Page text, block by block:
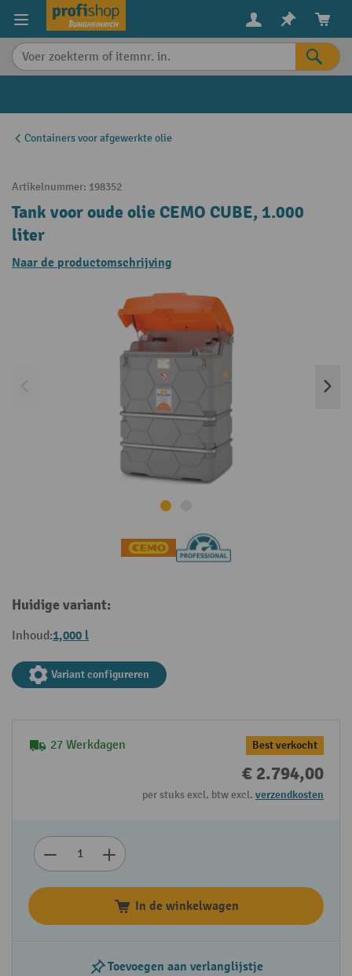
content
Containers voor afgewerkte olie
Artikelnummer: 198352
Tank voor oude olie CEMO CUBE, 1.000
liter
Naar de productomschrijving
Huidige variant:
Inhoud:1,000 l
Variant configureren
27 Werkdagen Best verkocht
€ 2.794,00
per stuks excl. btw excl. verzendkosten
In de winkelwagen
Toevoegen aan verlanglijstje